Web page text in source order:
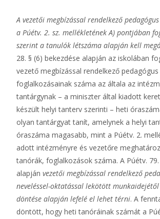
A vezetői megbízással rendelkező
a Púétv. 2. sz. mellékletének A) pontjában
szerint a tanulók létszáma alapján kell
28. § (6) bekezdése alapján az iskolában
vezető megbízással rendelkező
foglalkozásainak száma az általa az
tantárgynak – a miniszter által kiadott
készült helyi tanterv szerinti – heti
olyan tantárgyat tanít, amelynek a helyi
óraszáma magasabb, mint a Púétv. 2.
adott intézményre és vezetőre
tanórák, foglalkozások száma. A Púétv.
alapján vezetői megbízással rendelkező
neveléssel-oktatással lekötött
döntése alapján lefelé el lehet térni. A
döntött, hogy heti tanóráinak számát a